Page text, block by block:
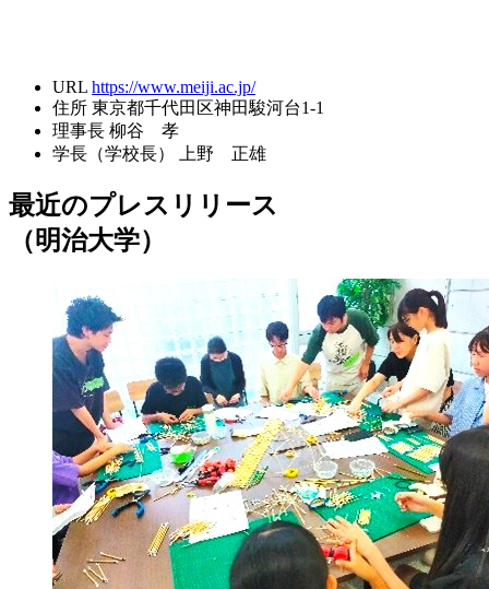
URL https://www.meiji.ac.jp/
住所 東京都千代田区神田駿河台1-1
理事長 柳谷 孝
学長（学校長）
上野 正雄
最近のプレスリリース
（明治大学）